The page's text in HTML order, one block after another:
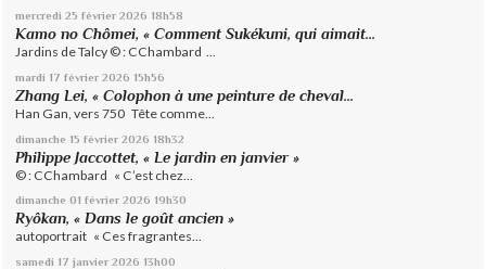
mercredi 25 février 2026 18h58
Kamo no Chômei, « Comment Sukékuni, qui aimait...
Jardins de Talcy © : CChambard ...
mardi 17 février 2026 15h56
Zhang Lei, « Colophon à une peinture de cheval...
Han Gan, vers 750 Tête comme...
dimanche 15 février 2026 18h32
Philippe Jaccottet, « Le jardin en janvier »
© : CChambard « C’est chez...
dimanche 01 février 2026 19h30
Ryôkan, « Dans le goût ancien »
autoportrait « Ces fragrantes...
samedi 17 janvier 2026 13h00